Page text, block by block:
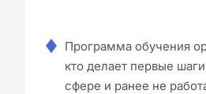
Программа обучения
кто делает первые
сфере и ранее не